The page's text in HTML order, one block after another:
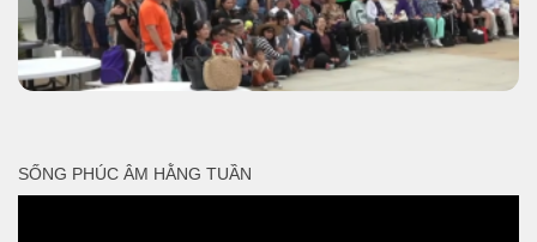
SỐNG PHÚC ÂM HẰNG TUẦN